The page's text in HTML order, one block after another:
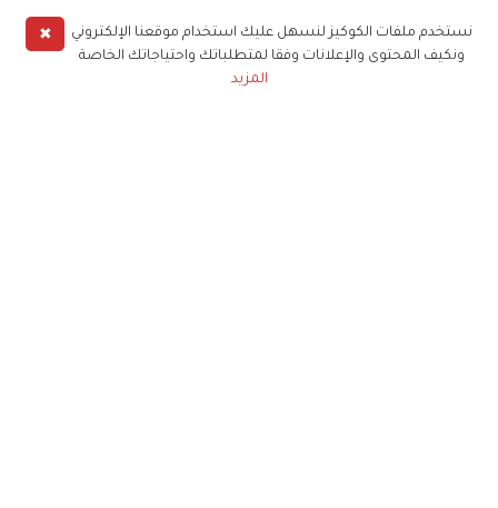
✖
نستخدم ملفات الكوكيز لنسهل عليك استخدام موقعنا الإلكتروني
ونكيف المحتوى والإعلانات وفقا لمتطلباتك واحتياجاتك الخاصة
المزيد